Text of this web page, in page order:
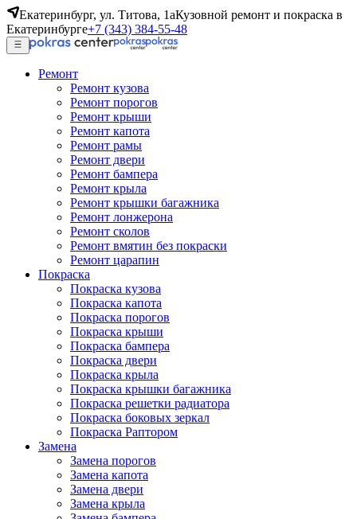
Екатеринбург, ул. Титова, 1аКузовной ремонт и покраска в
Екатеринбурге+7 (343) 384-55-48
Ремонт
Ремонт кузова
Ремонт порогов
Ремонт крыши
Ремонт капота
Ремонт рамы
Ремонт двери
Ремонт бампера
Ремонт крыла
Ремонт крышки багажника
Ремонт лонжерона
Ремонт сколов
Ремонт вмятин без покраски
Ремонт царапин
Покраска
Покраска кузова
Покраска капота
Покраска порогов
Покраска крыши
Покраска бампера
Покраска двери
Покраска крыла
Покраска крышки багажника
Покраска решетки радиатора
Покраска боковых зеркал
Покраска Раптором
Замена
Замена порогов
Замена капота
Замена двери
Замена крыла